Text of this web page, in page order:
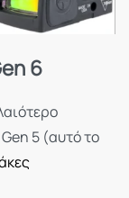
6
5 (αυτό το